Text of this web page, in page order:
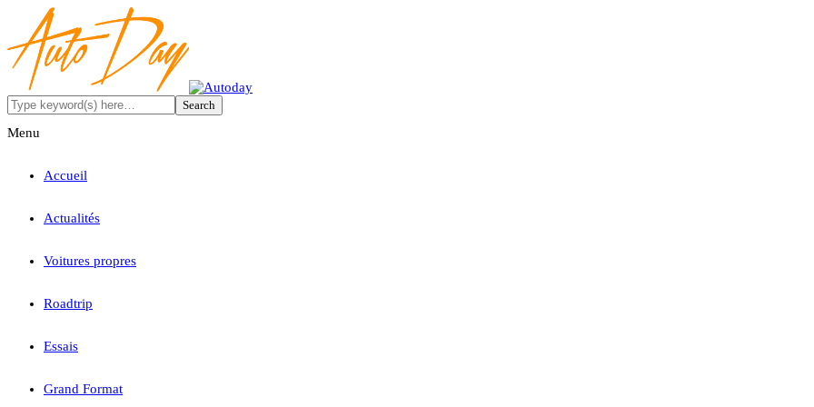
Menu
Accueil
Actualités
Voitures propres
Roadtrip
Essais
Grand Format